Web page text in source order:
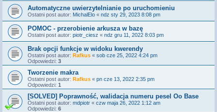
Automatyczne uwierzytelnianie po uruchomieniu
Ostatni post autor: MichalElo « ndz sty 29, 2023 8:08 pm
POMOC - przerobienie arkusza w bazę
Ostatni post autor: piotr_ciesz « ndz gru 11, 2022 8:03 pm
Brak opcji funkcje w widoku kwerendy
Ostatni post autor: Rafkus « sob cze 25, 2022 4:24 pm
Odpowiedzi: 3
Tworzenie makra
Ostatni post autor: Rafkus « pn cze 13, 2022 2:35 pm
Odpowiedzi: 1
[SOLVED] Poprawność, walidacja numeru pesel Oo Base
Ostatni post autor: mdpiotr « czw maja 26, 2022 1:12 am
Odpowiedzi: 6